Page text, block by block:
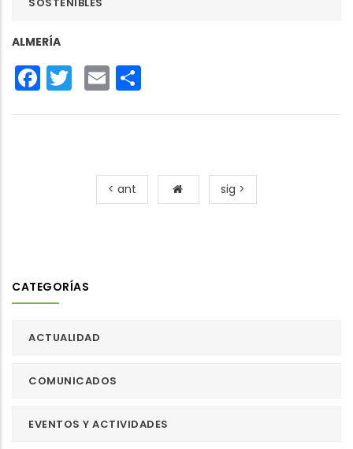
ALMERÍA
Facebook
Twitter
Email
< ant sig >
CATEGORÍAS
ACTUALIDAD
COMUNICADOS
EVENTOS Y ACTIVIDADES